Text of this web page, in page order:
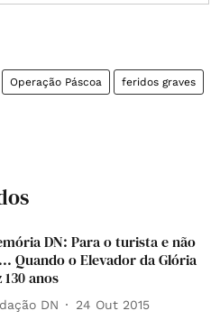
Operação Páscoa feridos graves
DN: Para o turista e não
Quando o Elevador da Glória
130 anos
DN 24 Out 2015